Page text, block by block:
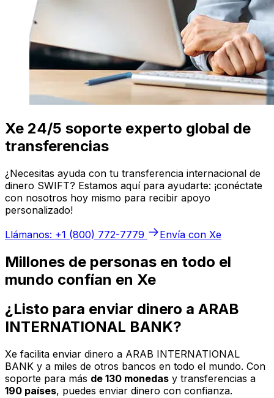
Xe 24/5 soporte experto global de
transferencias
¿Necesitas ayuda con tu transferencia internacional de
dinero SWIFT? Estamos aquí para ayudarte: ¡conéctate
con nosotros hoy mismo para recibir apoyo
personalizado!
Llámanos: +1 (800) 772-7779
Envía con Xe
Millones de personas en todo el
mundo confían en Xe
¿Listo para enviar dinero a ARAB
INTERNATIONAL BANK?
Xe facilita enviar dinero a ARAB INTERNATIONAL
BANK y a miles de otros bancos en todo el mundo. Con
soporte para más de 130 monedas y transferencias a
190 países, puedes enviar dinero con confianza.